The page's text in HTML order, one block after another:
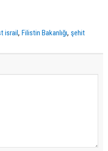
israil,Filistin Bakanlığı,şehit